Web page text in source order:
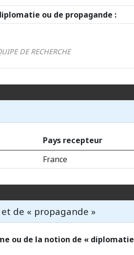
ou de propagande :
DE RECHERCHE
Pays recepteur
France
de « propagande »
ou de la notion de «